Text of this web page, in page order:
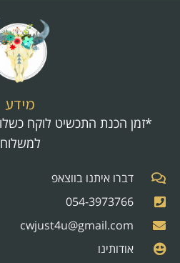
מידע
*זמן הכנת התכשיט לוקח
למשלוח
דברו איתנו בווצאפ
054-3973766
cwjust4u@gmail.com
אודותינו